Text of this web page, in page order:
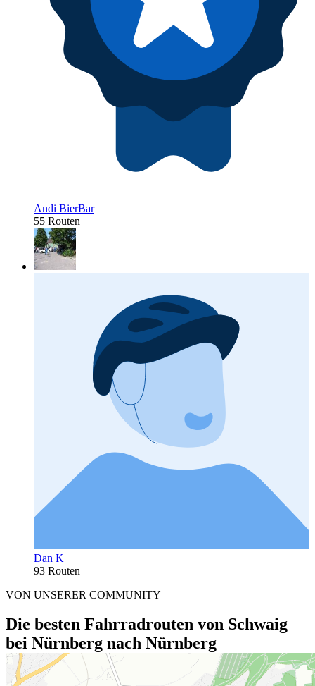
Andi BierBar
55 Routen
Dan K
93 Routen
VON UNSERER COMMUNITY
Die besten Fahrradrouten von Schwaig
bei Nürnberg nach Nürnberg